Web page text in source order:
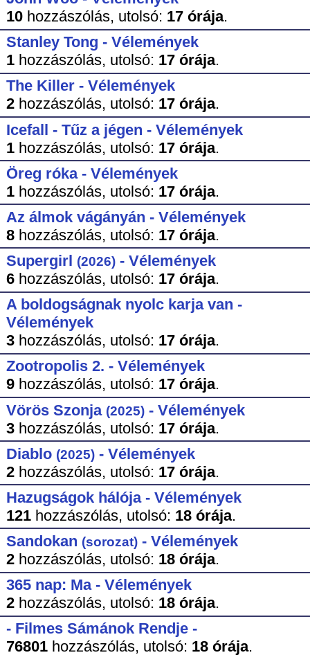
10hozzászólás, utolsó: 17 órája.
Stanley Tong - Vélemények
1hozzászólás, utolsó: 17 órája.
The Killer - Vélemények
2hozzászólás, utolsó: 17 órája.
Icefall - Tűz a jégen - Vélemények
1hozzászólás, utolsó: 17 órája.
Öreg róka - Vélemények
1hozzászólás, utolsó: 17 órája.
Az álmok vágányán - Vélemények
8hozzászólás, utolsó: 17 órája.
Supergirl (2026)- Vélemények
6hozzászólás, utolsó: 17 órája.
A boldogságnak nyolc karja van -
Vélemények
3hozzászólás, utolsó: 17 órája.
Zootropolis 2. - Vélemények
9hozzászólás, utolsó: 17 órája.
Vörös Szonja (2025)- Vélemények
3hozzászólás, utolsó: 17 órája.
Diablo (2025)- Vélemények
2hozzászólás, utolsó: 17 órája.
Hazugságok hálója - Vélemények
121hozzászólás, utolsó: 18 órája.
Sandokan (sorozat)- Vélemények
2hozzászólás, utolsó: 18 órája.
365 nap: Ma - Vélemények
2hozzászólás, utolsó: 18 órája.
- Filmes Sámánok Rendje -
76801hozzászólás, utolsó: 18 órája.